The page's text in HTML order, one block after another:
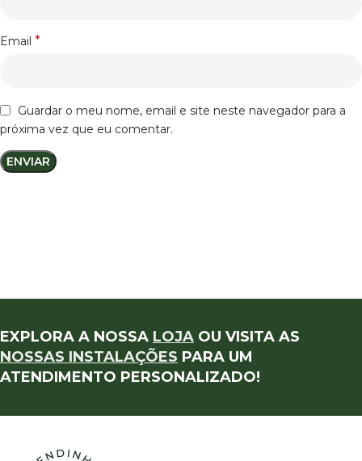
Email *
Guardar o meu nome, email e site neste navegador para a
próxima vez que eu comentar.
EXPLORA A NOSSA LOJA OU VISITA AS
NOSSAS INSTALAÇÕES PARA UM
ATENDIMENTO PERSONALIZADO!